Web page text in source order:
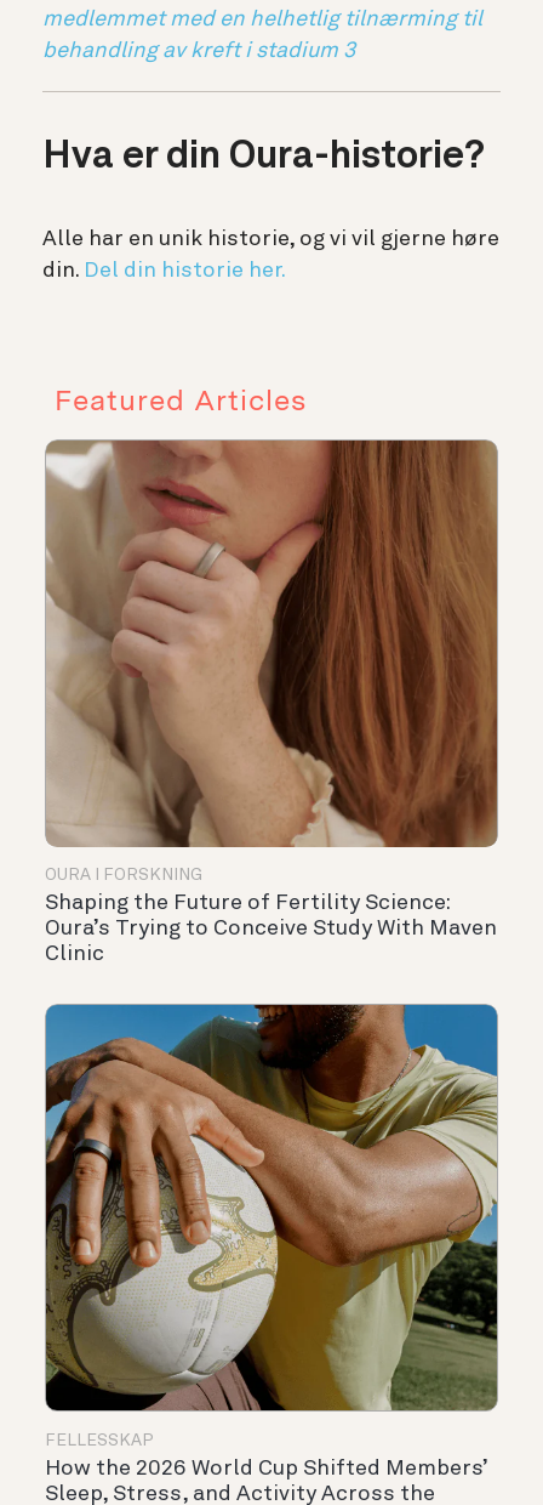
medlemmet med en helhetlig tilnærming til
behandling av kreft i stadium 3
Hva er din Oura-historie?
Alle har en unik historie, og vi vil gjerne høre
din. Del din historie her.
Featured Articles
OURA I FORSKNING
Shaping the Future of Fertility Science:
Oura’s Trying to Conceive Study With Maven
Clinic
FELLESSKAP
How the 2026 World Cup Shifted Members’
Sleep, Stress, and Activity Across the